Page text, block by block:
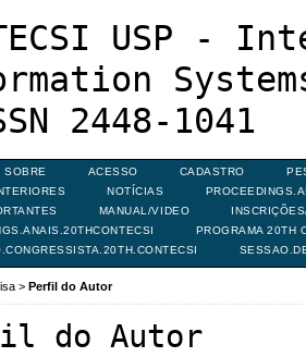
USP -
2448-1041
SOBRE ACESSO CADASTRO
NOTÍCIAS
MANUAL/VIDEO
PROGRAMA 20TH
> Perfil do Autor
do Autor